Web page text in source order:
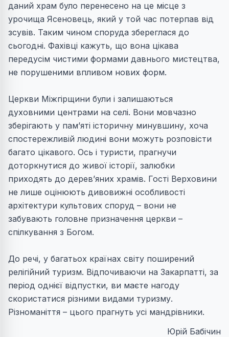
даний храм було перенесено на це місце з
урочища Ясеновець, який у той час потерпав від
зсувів. Таким чином споруда збереглася до
сьогодні. Фахівці кажуть, що вона цікава
передусім чистими формами давнього мистецтва,
не порушеними впливом нових форм.
Церкви Міжгірщини були і залишаються
духовними центрами на селі. Вони мовчазно
зберігають у пам’яті історичну минувшину, хоча
спостережливій людині вони можуть розповісти
багато цікавого. Ось і туристи, прагнучи
доторкнутися до живої історії, залюбки
приходять до дерев’яних храмів. Гості Верховини
не лише оцінюють дивовижні особливості
архітектури культових споруд – вони не
забувають головне призначення церкви –
спілкування з Богом.
До речі, у багатьох країнах світу поширений
релігійний туризм. Відпочиваючи на Закарпатті, за
період однієї відпустки, ви маєте нагоду
скористатися різними видами туризму.
Різноманіття – цього прагнуть усі мандрівники.
Юрій Бабічин